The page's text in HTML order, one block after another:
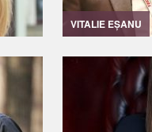
VITALIE EȘANU